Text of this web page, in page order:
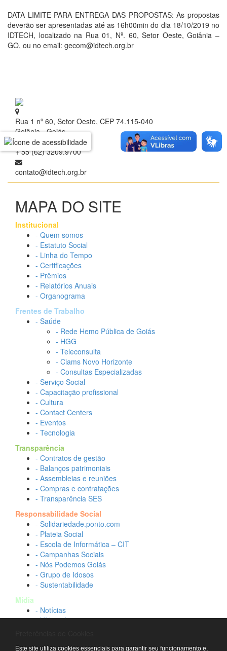
DATA LIMITE PARA ENTREGA DAS PROPOSTAS: As propostas
deverão ser apresentadas até as 16h00min do dia 18/10/2019 no
IDTECH, localizado na Rua 01, Nº. 60, Setor Oeste, Goiânia –
GO, ou no email: gecom@idtech.org.br
Rua 1 nº 60, Setor Oeste, CEP 74.115-040
Goiânia - Goiás
+ 55 (62) 3209.9700
contato@idtech.org.br
MAPA DO SITE
Institucional
- Quem somos
- Estatuto Social
- Linha do Tempo
- Certificações
- Prêmios
- Relatórios Anuais
- Organograma
Frentes de Trabalho
- Saúde
- Rede Hemo Pública de Goiás
- HGG
- Teleconsulta
- Ciams Novo Horizonte
- Consultas Especializadas
- Serviço Social
- Capacitação profissional
- Cultura
- Contact Centers
- Eventos
- Tecnologia
Transparência
- Contratos de gestão
- Balanços patrimoniais
- Assembleias e reuniões
- Compras e contratações
- Transparência SES
Responsabilidade Social
- Solidariedade.ponto.com
- Plateia Social
- Escola de Informática – CIT
- Campanhas Sociais
- Nós Podemos Goiás
- Grupo de Idosos
- Sustentabilidade
Mídia
- Notícias
- Vídeos Institucionais
Contato
Este site utiliza cookies essenciais para garantir seu funcionamento e,